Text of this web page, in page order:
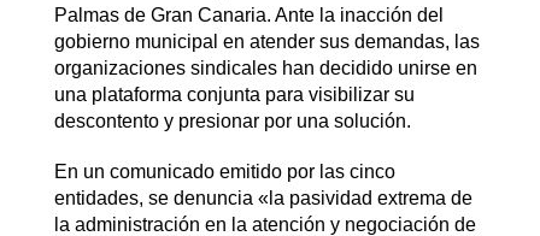
Palmas de Gran Canaria. Ante la inacción del
gobierno municipal en atender sus demandas, las
organizaciones sindicales han decidido unirse en
una plataforma conjunta para visibilizar su
descontento y presionar por una solución.
En un comunicado emitido por las cinco
entidades, se denuncia «la pasividad extrema de
la administración en la atención y negociación de